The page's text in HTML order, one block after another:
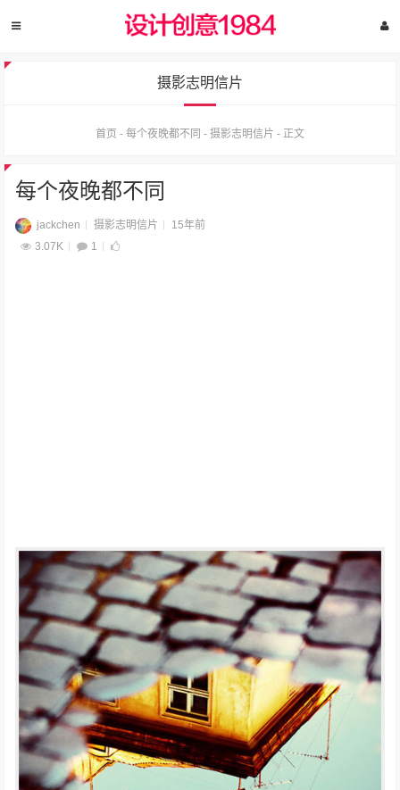
摄影志明信片
首页 - 每个夜晚都不同 - 摄影志明信片 - 正文
每个夜晚都不同
jackchen 摄影志明信片
15年前
3.07K
1